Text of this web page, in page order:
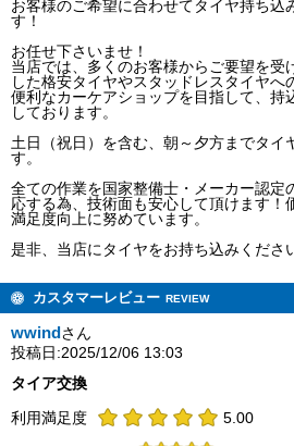
お客様のご希望に合わせてタイヤ持ち込
す！
お任せ下さいませ！
当店では、多くのお客様からご要望を受
した格安タイヤやスタッドレスタイヤへ
便利なカーケアショップを目指して、持
しております。
土日（祝日）を含む、朝～夕方までタイ
す。
全ての作業を国家整備士・メーカー認定
応する為、技術面も安心して頂けます！
満足度向上に努めています。
是非、当店にタイヤをお持ち込みくださ
カスタマーレビュー REVIEW
wwindさん
投稿日:2025/12/06 13:03
タイア交換
利用満足度
5.00